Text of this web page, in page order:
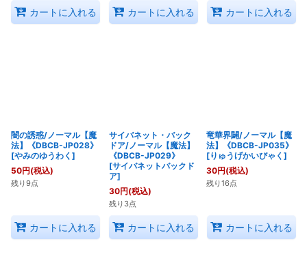
カートに入れる カートに入れる カートに入れる
闇の誘惑/ノーマル【魔
法】《DBCB-JP028》
[やみのゆうわく ]
50円(税込)
残り9点
カートに入れる
サイバネット・バック
ドア/ノーマル【魔法】
《DBCB-JP029》
[サイバネットバックド
ア]
30円(税込)
残り3点
カートに入れる
竜華界闢/ノーマル【魔
法】《DBCB-JP035》
[りゅうげかいびゃく]
30円(税込)
残り16点
カートに入れる